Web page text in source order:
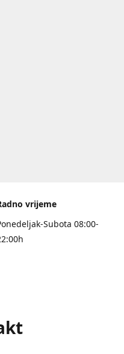
vrijeme
Subota 08:00-